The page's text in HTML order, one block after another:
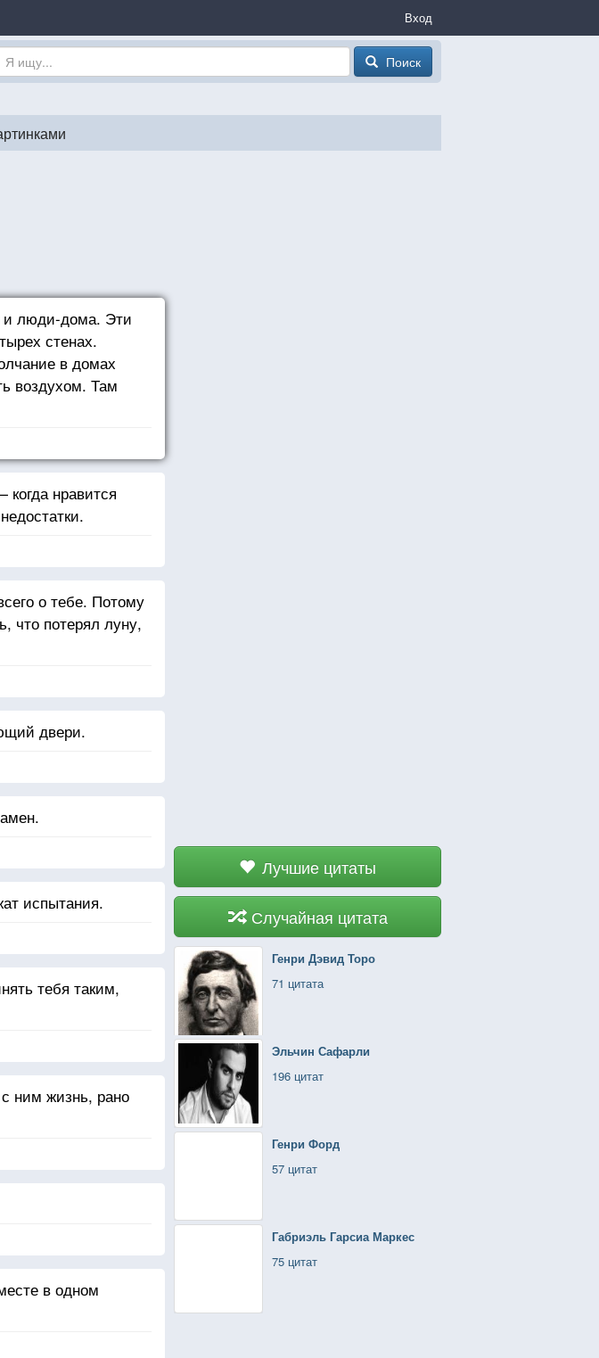
Вход
Поиск
Лучшие цитаты
Случайная цитата
Генри Дэвид Торо
71 цитата
Эльчин Сафарли
196 цитат
Генри Форд
57 цитат
Габриэль Гарсиа Маркес
75 цитат
и люди-дома. Эти
стенах.
в домах
воздухом. Там
нравится
о тебе. Потому
что потерял луну,
двери.
испытания.
тебя таким,
с ним жизнь, рано
в одном